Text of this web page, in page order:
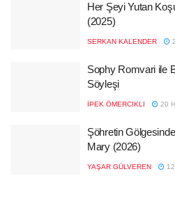
Her Şeyi Yutan
(2025)
SERKAN KALENDER
Sophy Romvari ile
Söyleşi
İPEK ÖMERCIKLI 20
Şöhretin
Mary (2026)
YAŞAR GÜLVEREN